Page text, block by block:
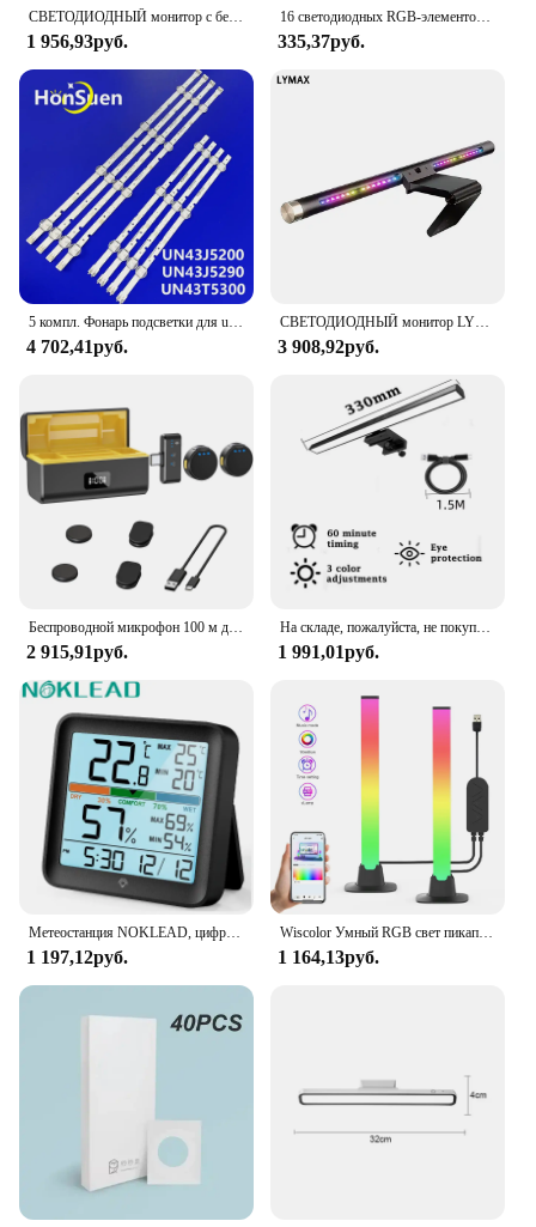
СВЕТОДИОДНЫЙ монитор с бесступенчатым затемнением, настольная лампа RGB для создания атмосферы, с изогнутым экраном, для освещения монитора
1 956,93руб.
16 светодиодных RGB-элементов, планшетофон с управлением через приложение для рабочего стола, искусственная атмосфера, синхронизация музыки, ТВ, настенная компьютерная игра, спальня, ночная лампа
335,37руб.
5 компл. Фонарь подсветки для un43j5200 un43j5200af un43j5290 UN43T5300 UN43T5300AG UA43N5380 UE43N5300 UE43N5000 UA43N5100
4 702,41руб.
СВЕТОДИОДНЫЙ монитор LYMAX, лампа для чтения с плавным затемнением, Подвесная лампа для компьютера и учебы, для игр
3 908,92руб.
2 915,91руб.
На складе, пожалуйста, не покупайте-Monitor Light Bar Настольные лампы Led Bar Monitor Lightba
1 991,01руб.
1 197,12руб.
Wiscolor Умный RGB свет пикапа, музыкальный ритм света игровая настольная лампа рождественское украшение Ambient свет ритм настольное освещение рабочего стола RGB свет бар музыкальный ритм
1 164,13руб.